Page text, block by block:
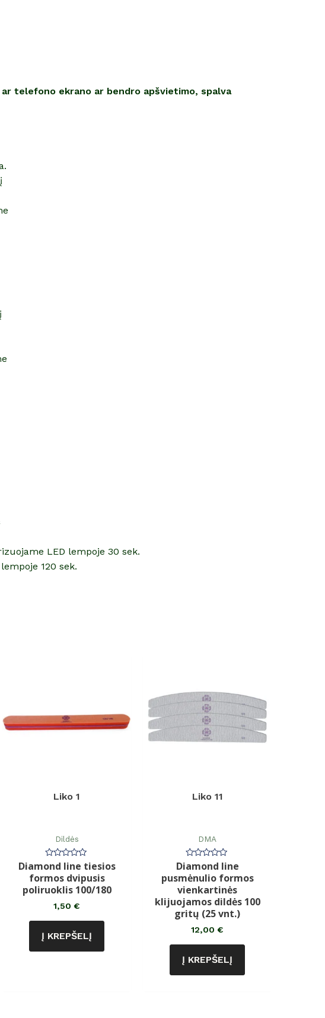
telefono ekrano ar bendro apšvietimo, spalva
LED lempoje 30 sek.
120 sek.
Liko 1
Dildės
Įvertinimas:
0
iš
5
Diamond line tiesios
formos dvipusis
poliruoklis 100/180
1,50€
Į KREPŠELĮ
Liko 11
DMA
Įvertinimas:
0
iš
5
Diamond line
pusmėnulio formos
vienkartinės
klijuojamos dildės 100
gritų (25 vnt.)
12,00€
Į KREPŠELĮ